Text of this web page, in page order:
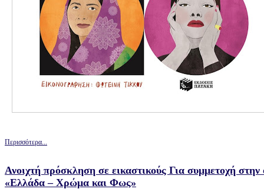
Περισσότερα...
Ανοιχτή πρόσκληση σε εικαστικούς Για συμμετοχή
«Ελλάδα – Χρώμα και Φως»